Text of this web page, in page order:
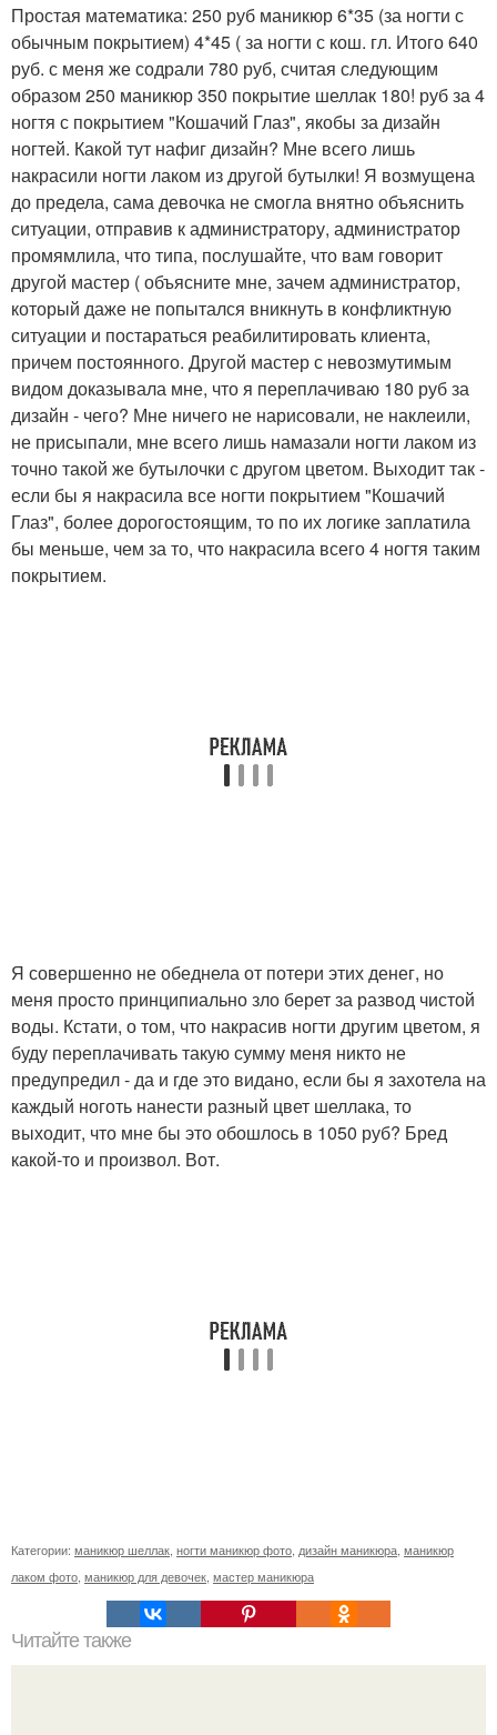
Простая математика: 250 руб маникюр 6*35 (за ногти с
обычным покрытием) 4*45 ( за ногти с кош. гл. Итого 640
руб. с меня же содрали 780 руб, считая следующим
образом 250 маникюр 350 покрытие шеллак 180! руб за 4
ногтя с покрытием "Кошачий Глаз", якобы за дизайн
ногтей. Какой тут нафиг дизайн? Мне всего лишь
накрасили ногти лаком из другой бутылки! Я возмущена
до предела, сама девочка не смогла внятно объяснить
ситуации, отправив к администратору, администратор
промямлила, что типа, послушайте, что вам говорит
другой мастер ( объясните мне, зачем администратор,
который даже не попытался вникнуть в конфликтную
ситуации и постараться реабилитировать клиента,
причем постоянного. Другой мастер с невозмутимым
видом доказывала мне, что я переплачиваю 180 руб за
дизайн - чего? Мне ничего не нарисовали, не наклеили,
не присыпали, мне всего лишь намазали ногти лаком из
точно такой же бутылочки с другом цветом. Выходит так -
если бы я накрасила все ногти покрытием "Кошачий
Глаз", более дорогостоящим, то по их логике заплатила
бы меньше, чем за то, что накрасила всего 4 ногтя таким
покрытием.
Я совершенно не обеднела от потери этих денег, но
меня просто принципиально зло берет за развод чистой
воды. Кстати, о том, что накрасив ногти другим цветом, я
буду переплачивать такую сумму меня никто не
предупредил - да и где это видано, если бы я захотела на
каждый ноготь нанести разный цвет шеллака, то
выходит, что мне бы это обошлось в 1050 руб? Бред
какой-то и произвол. Вот.
Категории: маникюр шеллак ногти маникюр фото дизайн маникюра маникюр
лаком фото маникюр для девочек мастер маникюра
Читайте также